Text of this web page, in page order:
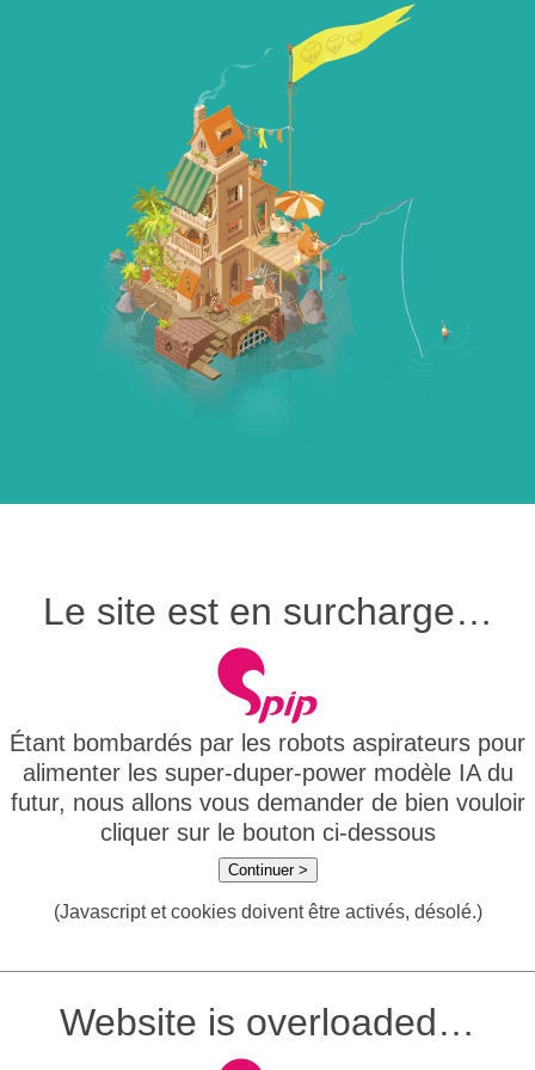
Le site est en surcharge…
Étant bombardés par les robots aspirateurs pour
alimenter les super-duper-power modèle IA du
futur, nous allons vous demander de bien vouloir
cliquer sur le bouton ci-dessous
Continuer >
(Javascript et cookies doivent être activés, désolé.)
Website is overloaded…